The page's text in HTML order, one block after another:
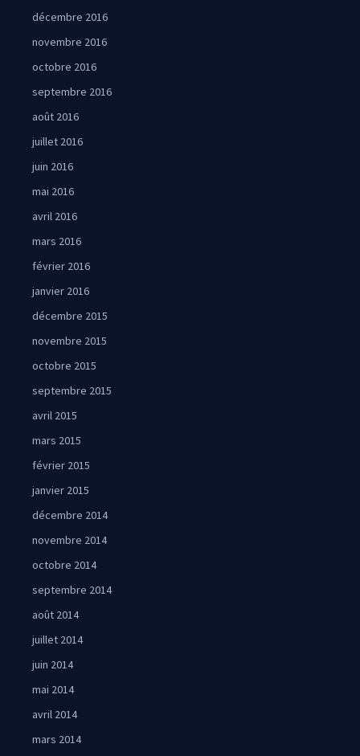
décembre 2016
novembre 2016
octobre 2016
septembre 2016
août 2016
juillet 2016
juin 2016
mai 2016
avril 2016
mars 2016
février 2016
janvier 2016
décembre 2015
novembre 2015
octobre 2015
septembre 2015
avril 2015
mars 2015
février 2015
janvier 2015
décembre 2014
novembre 2014
octobre 2014
septembre 2014
août 2014
juillet 2014
juin 2014
mai 2014
avril 2014
mars 2014